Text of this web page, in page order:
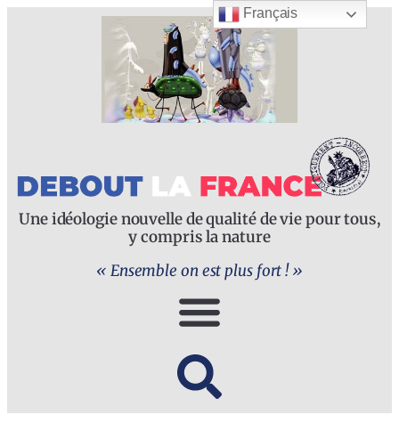
Une idéologie nouvelle de qualité de vie pour tous,
y compris la nature
« Ensemble on est plus fort ! »
Français